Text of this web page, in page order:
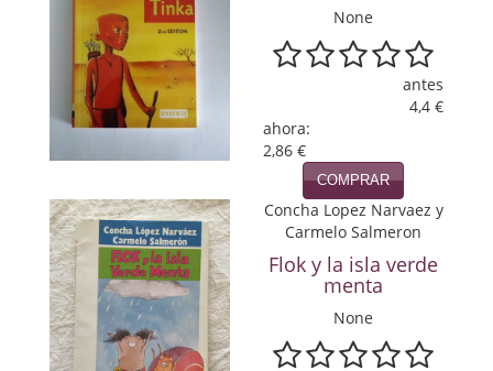
Papás, Mamás, Bebés...
Papás, Mamás, Bebés…
Psicología. Educación
Religión
Revistas
Segunda Guerra Mundial
None
antes
4,4 €
ahora:
2,86 €
COMPRAR
Concha Lopez Narvaez y
Carmelo Salmeron
Flok y la isla verde
menta
None